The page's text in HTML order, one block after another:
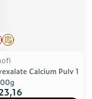
Op voorschrift
Geneesmiddel
Calcium Pulv 1